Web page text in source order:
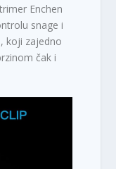
Enchen
snage i
koji zajedno
čak i